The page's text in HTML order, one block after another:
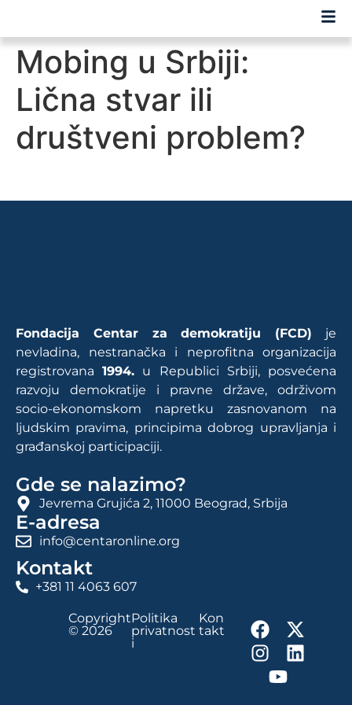
Mobing u Srbiji:
Lična stvar ili
društveni problem?
Fondacija Centar za demokratiju (FCD) je
nevladina, nestranačka i neprofitna organizacija
registrovana1994. u Republici Srbiji, posvećena
razvoju demokratije i pravne države, održivom
socio-ekonomskom napretku zasnovanom na
ljudskim pravima, principima dobrog upravljanja i
građanskoj participaciji.
Gde se nalazimo?
Jevrema Grujića 2, 11000 Beograd, Srbija
E-adresa
info@centaronline.org
Kontakt
+381 11 4063 607
Copyright
© 2026
Politika
privatnost
i
Kon
takt